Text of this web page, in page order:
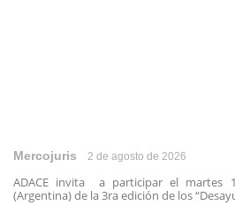
Mercojuris 2 de agosto de 2026
ADACE invita a participar el martes
(Argentina) de la 3ra edición de los